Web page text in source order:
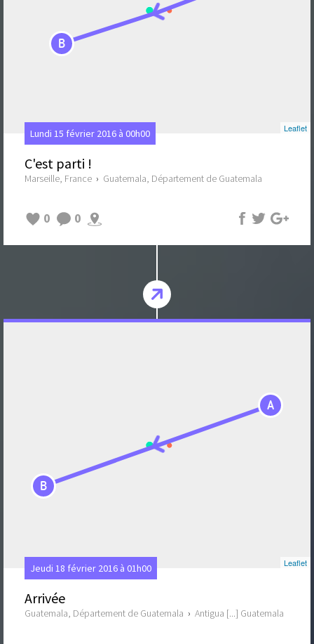
B
Leaflet
Lundi 15 février 2016 à 00h00
C'est parti !
Marseille, France › Guatemala, Département de Guatemala
0 0
A
B
Leaflet
Jeudi 18 février 2016 à 01h00
Arrivée
Guatemala, Département de Guatemala › Antigua [...] Guatemala